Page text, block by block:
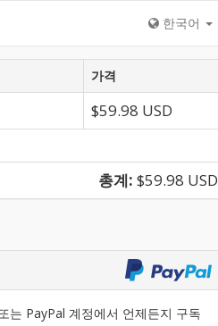
한국어
가격
$59.98 USD
총계: $59.98 USD
는 PayPal 계정에서 언제든지 구독